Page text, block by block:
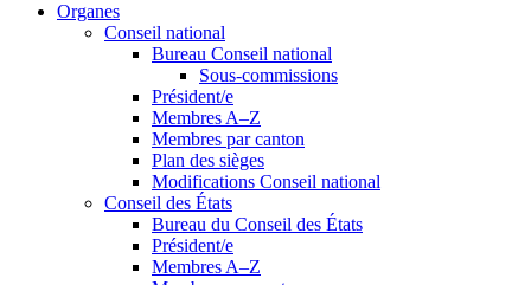
Organes
Conseil national
Bureau Conseil national
Sous-commissions
Président/e
Membres A–Z
Membres par canton
Plan des sièges
Modifications Conseil national
Conseil des États
Bureau du Conseil des États
Président/e
Membres A–Z